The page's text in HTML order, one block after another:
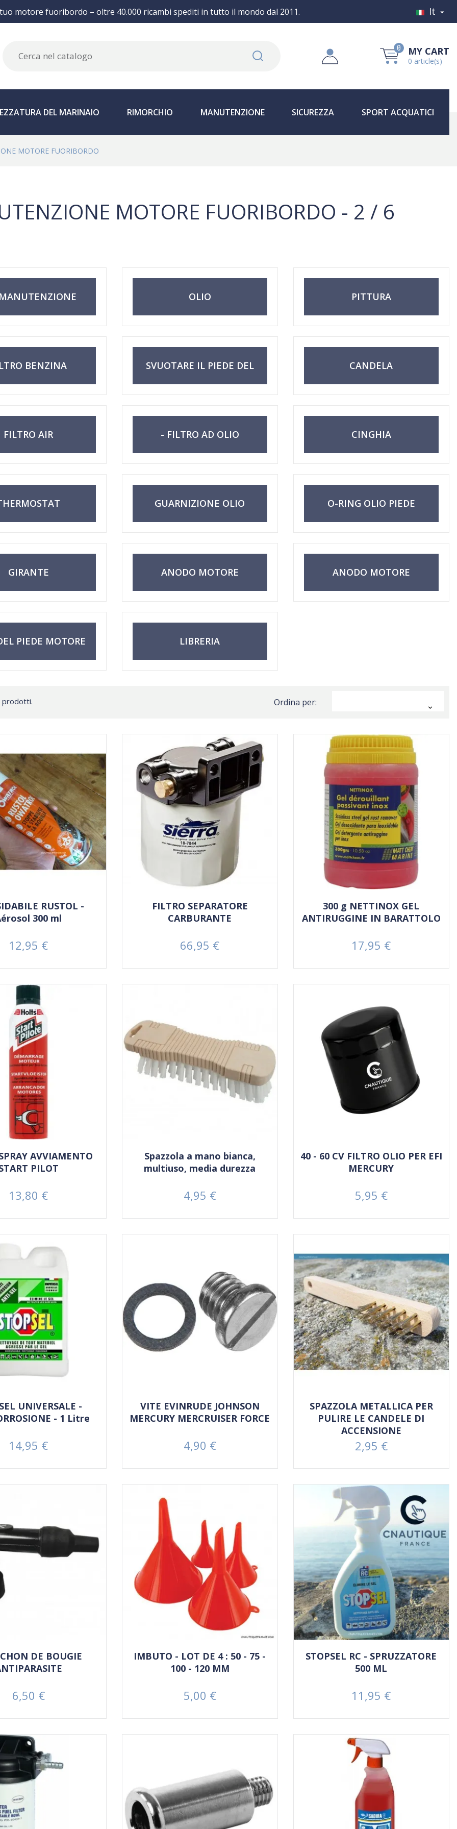
motore fuoribordo – oltre 40.000 ricambi spediti in tutto il mondo dal 2011. It 
0 MY CART
0 article(s)
DEL MARINAIO RIMORCHIO MANUTENZIONE SICUREZZA SPORT ACQUATICI
MOTORE FUORIBORDO
MOTORE FUORIBORDO - 2 / 6
OLIO PITTURA
BENZINA SVUOTARE IL PIEDE DEL CANDELA
FILTRO AIR - FILTRO AD OLIO CINGHIA
GUARNIZIONE OLIO O-RING OLIO PIEDE
GIRANTE ANODO MOTORE ANODO MOTORE
PIEDE MOTORE LIBRERIA
prodotti. Ordina per: 
RUSTOL -
300 ml
Prezzo
12,95 €
FILTRO SEPARATORE
CARBURANTE
Prezzo
66,95 €
300 g NETTINOX GEL
ANTIRUGGINE IN BARATTOLO
Prezzo
17,95 €
AVVIAMENTO
PILOT
Prezzo
13,80 €
Spazzola a mano bianca,
multiuso, media durezza
Prezzo
4,95 €
40 - 60 CV FILTRO OLIO PER EFI
MERCURY
Prezzo
5,95 €
UNIVERSALE -
- 1 Litre
Prezzo
14,95 €
VITE EVINRUDE JOHNSON
MERCURY MERCRUISER FORCE
Prezzo
4,90 €
SPAZZOLA METALLICA PER
PULIRE LE CANDELE DI
ACCENSIONE
Prezzo
2,95 €
DE BOUGIE
Prezzo
6,50 €
IMBUTO - LOT DE 4 : 50 - 75 -
100 - 120 MM
Prezzo
5,00 €
STOPSEL RC - SPRUZZATORE
500 ML
Prezzo
11,95 €